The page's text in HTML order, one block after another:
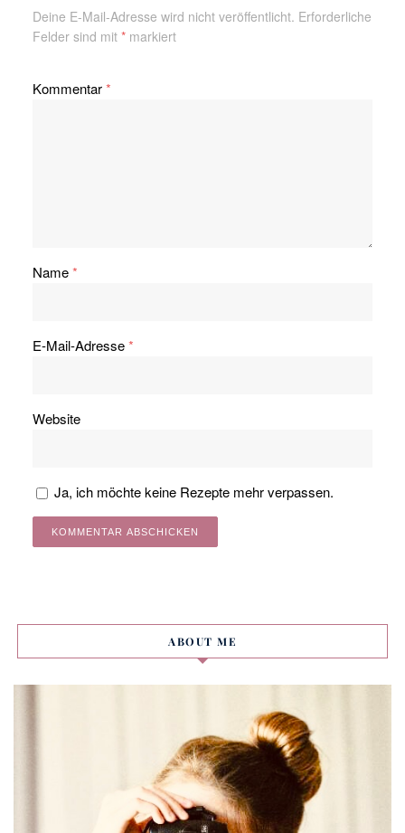
Deine E-Mail-Adresse wird nicht veröffentlicht. Erforderliche
Felder sind mit *markiert
Kommentar*
Name*
E-Mail-Adresse*
Website
Ja, ich möchte keine Rezepte mehr verpassen.
ABOUT ME